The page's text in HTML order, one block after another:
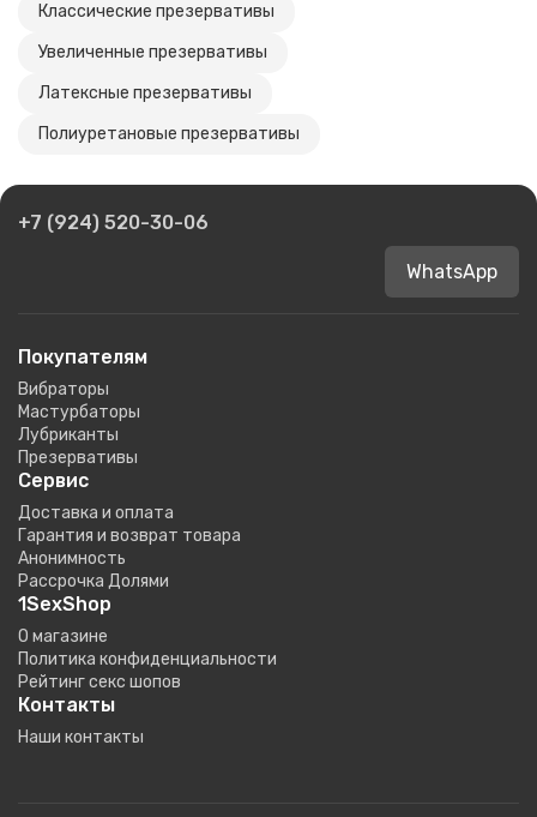
Классические презервативы
Увеличенные презервативы
Латексные презервативы
Полиуретановые презервативы
+7 (924) 520-30-06
WhatsApp
Покупателям
Вибраторы
Мастурбаторы
Лубриканты
Презервативы
Сервис
Доставка и оплата
Гарантия и возврат товара
Анонимность
Рассрочка Долями
1SexShop
О магазине
Политика конфиденциальности
Рейтинг секс шопов
Контакты
Наши контакты